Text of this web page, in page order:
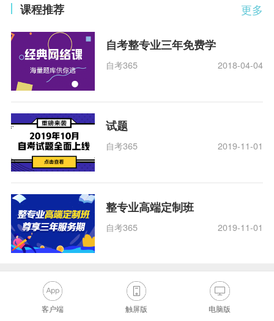
更多
课程推荐
自考整专业三年免费学
自考365 2018-04-04
试题
自考365 2019-11-01
整专业高端定制班
自考365 2019-11-01
客户端 触屏版 电脑版